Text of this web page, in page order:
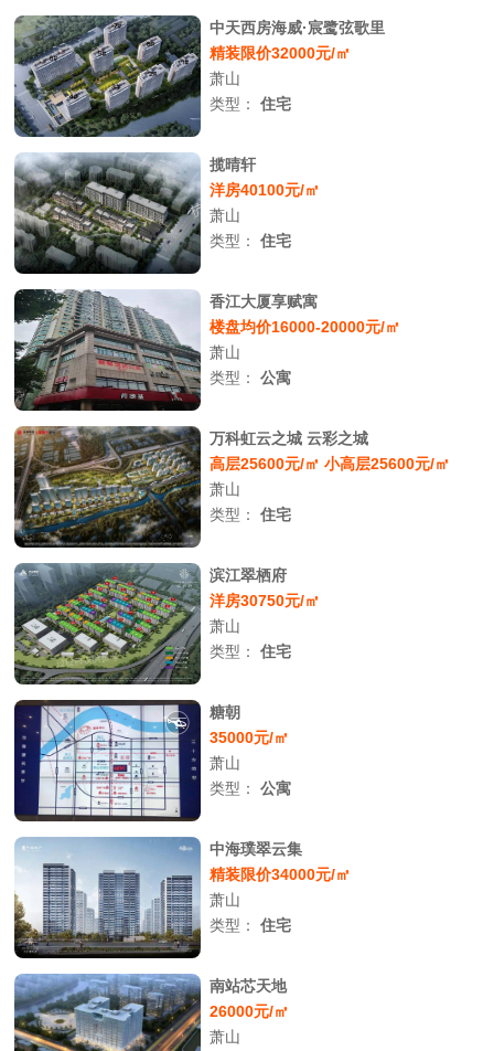
中天西房海威·宸鹭弦歌里
精装限价32000元/㎡
萧山
类型：住宅
揽晴轩
洋房40100元/㎡
萧山
类型：住宅
香江大厦享赋寓
楼盘均价16000-20000元/㎡
萧山
类型：公寓
万科虹云之城 云彩之城
高层25600元/㎡ 小高层25600元/㎡
萧山
类型：住宅
滨江翠栖府
洋房30750元/㎡
萧山
类型：住宅
糖朝
35000元/㎡
萧山
类型：公寓
中海璞翠云集
精装限价34000元/㎡
萧山
类型：住宅
南站芯天地
26000元/㎡
萧山